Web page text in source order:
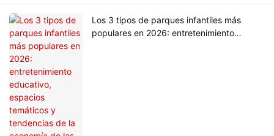
Los 3 tipos de parques infantiles más
populares en 2026: entretenimiento